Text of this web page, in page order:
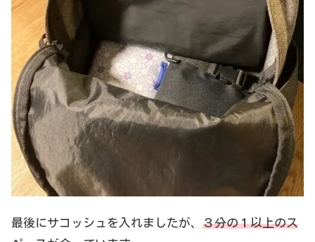
最後にサコッシュを入れましたが、 ３分の１以上のス